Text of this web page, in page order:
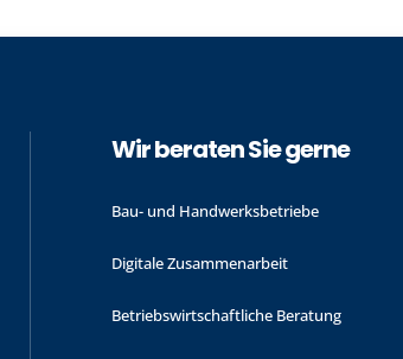
Wir beraten Sie gerne
Bau- und Handwerks­betriebe
Digitale Zusammenarbeit
Betriebswirtschaftliche Beratung